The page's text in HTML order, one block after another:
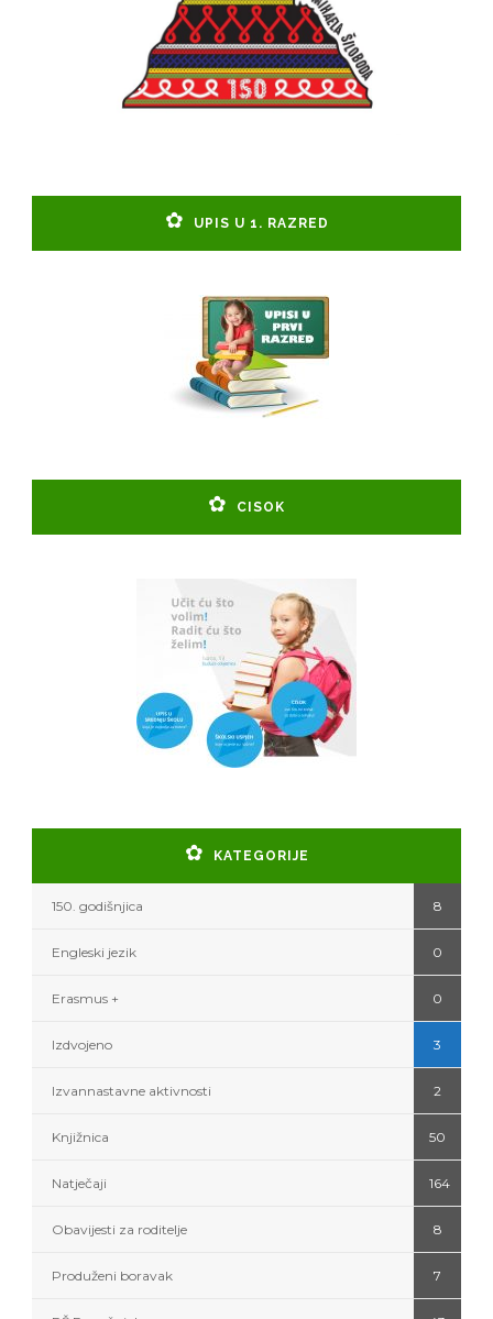
UPIS U 1. RAZRED
CISOK
KATEGORIJE
150. godišnjica 8
Engleski jezik 0
Erasmus + 0
Izdvojeno 3
Izvannastavne aktivnosti 2
Knjižnica 50
Natječaji 164
Obavijesti za roditelje 8
Produženi boravak 7